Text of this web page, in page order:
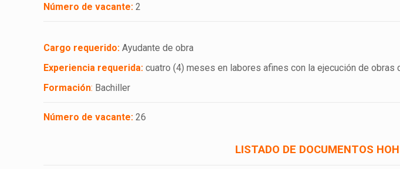
Número de vacante: 2
Cargo requerido: Ayudante de obra
Experiencia requerida:cuatro (4) meses en labores afines con la ejecución de obras
Formación: Bachiller
Número de vacante:26
LISTADO DE DOCUMENTOS